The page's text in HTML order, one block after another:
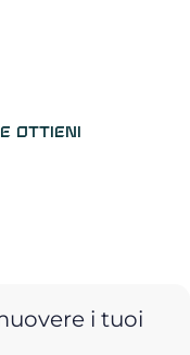
e ottieni
i tuoi